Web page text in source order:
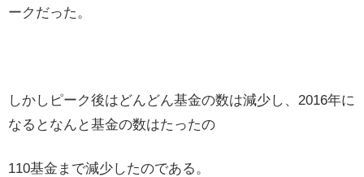
ークだった。
しかしピーク後はどんどん基金の数は減少し、2016年に
なるとなんと基金の数はたったの
110基金まで減少したのである。